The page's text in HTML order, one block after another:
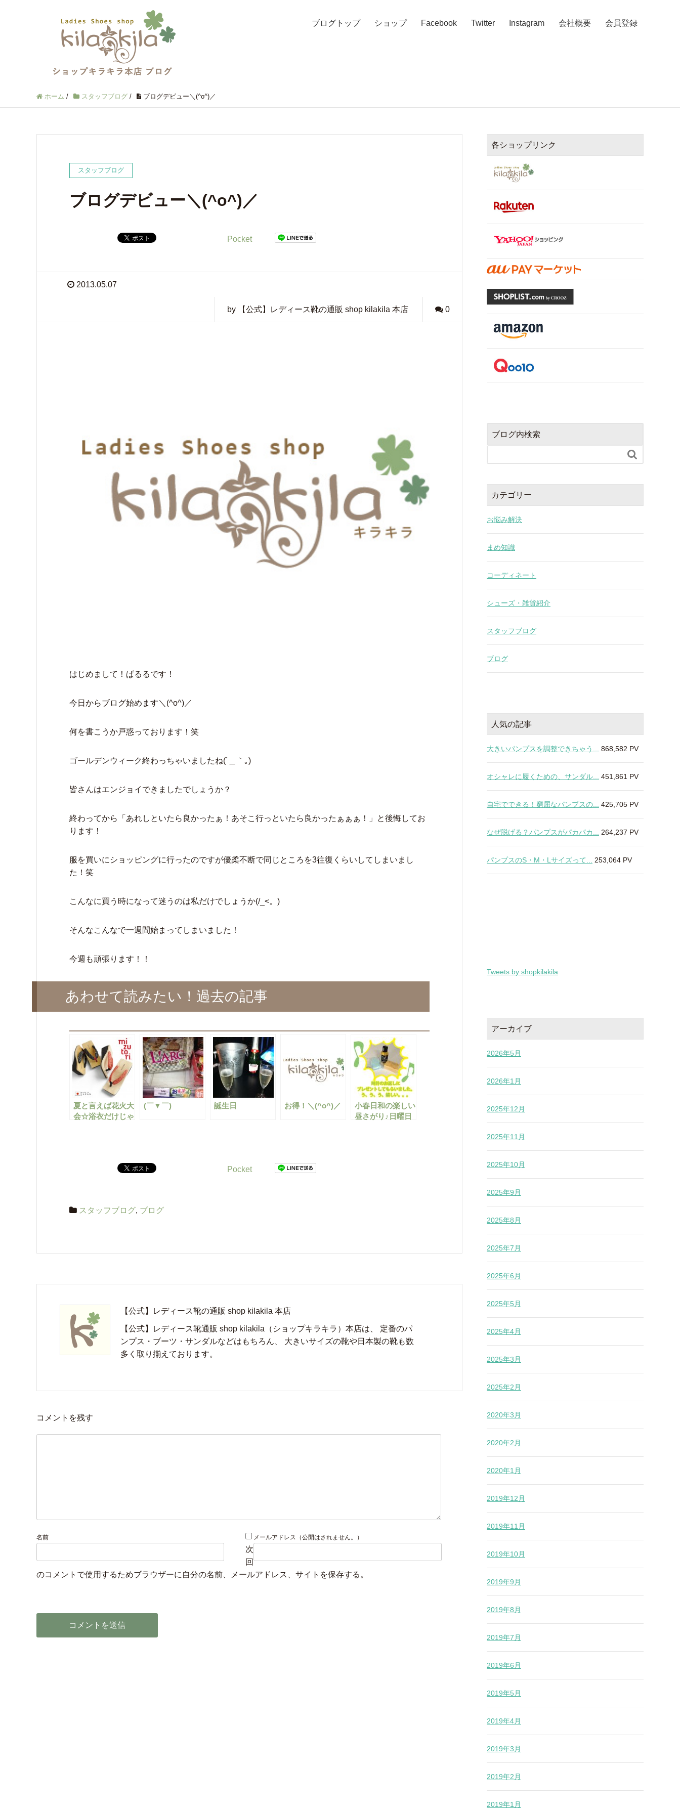
ブログトップ ショップ Facebook Twitter Instagram 会社概要 会員登録
ホーム / スタッフブログ / ブログデビュー＼(^o^)／
スタッフブログ
ブログデビュー＼(^o^)／
Pocket
2013.05.07
by 【公式】レディース靴の通販 shop kilakila 本店 0
はじめまして！ぱるるです！
今日からブログ始めます＼(^o^)／
何を書こうか戸惑っております！笑
ゴールデンウィーク終わっちゃいましたね(´＿｀｡)
皆さんはエンジョイできましたでしょうか？
終わってから「あれしといたら良かったぁ！あそこ行っといたら良かったぁぁぁ！」と後悔してお
ります！
服を買いにショッピングに行ったのですが優柔不断で同じところを3往復くらいしてしまいまし
た！笑
こんなに買う時になって迷うのは私だけでしょうか(/_<。)
そんなこんなで一週間始まってしまいました！
今週も頑張ります！！
あわせて読みたい！過去の記事
夏と言えば花火大
会☆浴衣だけじゃ
(￣▼￣) 誕生日 お得！＼(^o^)／
小春日和の楽しい
昼さがり♪日曜日
Pocket
スタッフブログ, ブログ
【公式】レディース靴の通販 shop kilakila 本店
【公式】レディース靴通販 shop kilakila（ショップキラキラ）本店は、 定番のパ
ンプス・ブーツ・サンダルなどはもちろん、 大きいサイズの靴や日本製の靴も数
多く取り揃えております。
コメントを残す
名前 メールアドレス（公開はされません。）
次
回
のコメントで使用するためブラウザーに自分の名前、メールアドレス、サイトを保存する。
各ショップリンク
ブログ内検索

カテゴリー
お悩み解決
まめ知識
コーディネート
シューズ・雑貨紹介
スタッフブログ
ブログ
人気の記事
大きいパンプスを調整できちゃう... 868,582 PV
オシャレに履くための、サンダル... 451,861 PV
自宅でできる！窮屈なパンプスの... 425,705 PV
なぜ脱げる？パンプスがパカパカ... 264,237 PV
パンプスのS・M・Lサイズって... 253,064 PV
Tweets by shopkilakila
アーカイブ
2026年5月
2026年1月
2025年12月
2025年11月
2025年10月
2025年9月
2025年8月
2025年7月
2025年6月
2025年5月
2025年4月
2025年3月
2025年2月
2020年3月
2020年2月
2020年1月
2019年12月
2019年11月
2019年10月
2019年9月
2019年8月
2019年7月
2019年6月
2019年5月
2019年4月
2019年3月
2019年2月
2019年1月